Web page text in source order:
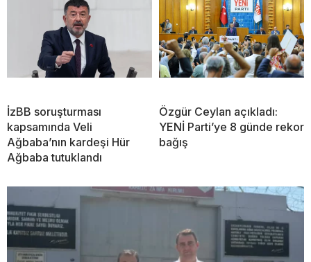
İzBB soruşturması
kapsamında Veli
Ağbaba’nın kardeşi Hür
Ağbaba tutuklandı
Özgür Ceylan açıkladı:
YENİ Parti’ye 8 günde rekor
bağış